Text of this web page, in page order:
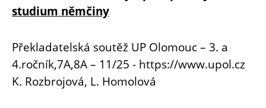
studium němčiny
Překladatelská soutěž UP Olomouc – 3. a
4.ročník,7A,8A – 11/25 - https://www.upol.cz
K. Rozbrojová, L. Homolová